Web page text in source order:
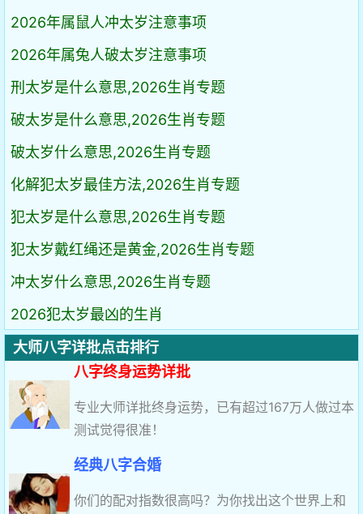
2026年属鼠人冲太岁注意事项
2026年属兔人破太岁注意事项
刑太岁是什么意思,2026生肖专题
破太岁是什么意思,2026生肖专题
破太岁什么意思,2026生肖专题
化解犯太岁最佳方法,2026生肖专题
犯太岁是什么意思,2026生肖专题
犯太岁戴红绳还是黄金,2026生肖专题
冲太岁什么意思,2026生肖专题
2026犯太岁最凶的生肖
大师八字详批点击排行
八字终身运势详批
专业大师详批终身运势，已有超过167万人做过本
测试觉得很准！
经典八字合婚
你们的配对指数很高吗？为你找出这个世界上和